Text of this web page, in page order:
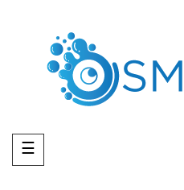
Toggle
navigation
☰